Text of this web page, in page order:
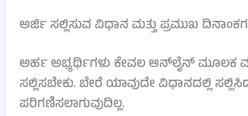
ಅರ್ಜಿ ಸಲ್ಲಿಸುವ ವಿಧಾನ ಮತ್ತು ಪ್ರಮುಖ
ಅರ್ಹ ಅಭ್ಯರ್ಥಿಗಳು ಕೇವಲ ಆನ್‌ಲೈನ್ ಮೂಲಕ
ಸಲ್ಲಿಸಬೇಕು. ಬೇರೆ ಯಾವುದೇ ವಿಧಾನದಲ್ಲಿ
ಪರಿಗಣಿಸಲಾಗುವುದಿಲ್ಲ.